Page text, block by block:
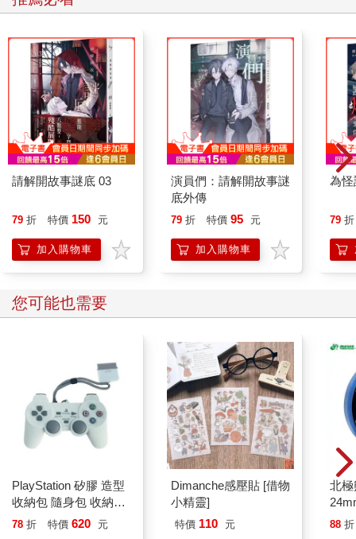
請解開故事謎底 03
79 折 特價 150 元
加入購物車
演員們：請解開故事謎
底外傳
79 折 特價 95 元
加入購物車
為怪
79 折
您可能也需要
PlayStation 矽膠 造型
收納包 隨身包 收納包
小物收納 零錢包
78 折 特價 620 元
Dimanche感壓貼 [借物
小精靈]
特價 110 元
北
88 折